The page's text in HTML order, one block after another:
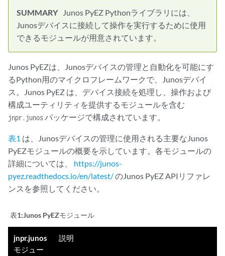
Junos PyEZ Pythonライブラリには、
Junosデバイスに接続して操作を実行するために使用
できるモジュールが用意されています。
Junos PyEZは、Junosデバイスの管理と自動化を可能にす
るPython用のマイクロフレームワークで、Junosデバイ
ス。Junos PyEZ は、デバイス接続を処理し、操作および
構成ユーティリティを提供するモジュールを含む
jnpr.junosパッケージで構成されています。
表1 は、Junosデバイスの管理に使用される主要なJunos
PyEZモジュールの概要を示しています。各モジュールの
詳細については、 https://junos-
pyez.readthedocs.io/en/latest/のJunos PyEZ APIリファレ
ンスを参照してください。
表1:Junos PyEZモジュール
jnpr.junos
モジュー
説明